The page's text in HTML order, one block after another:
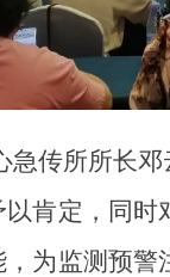
急传所所长
肯定，同
为监测预警